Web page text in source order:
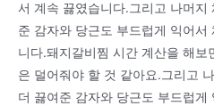
서 계속 끓였습니다.그리고 나머지
준 감자와 당근도 부드럽게 익어서
니다.돼지갈비찜 시간 계산을 해
은 덜어줘야 할 것 같아요.그리고
더 끓여준 감자와 당근도 부드럽게